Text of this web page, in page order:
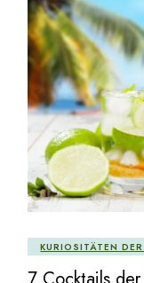
KURIOSITÄTEN DER